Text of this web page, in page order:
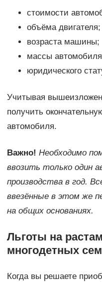
стоимости
объёма двигателя;
возраста машины;
массы
юридического
Учитывая
получить
автомобиля.
Важно! Необходимо
ввозить только один
производства в год.
ввезённые в этом же
на общих основаниях.
Льготы на
многодетных
Когда вы решаете